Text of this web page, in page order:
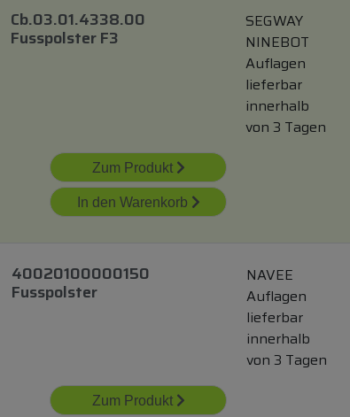
Cb.03.01.4338.00
Fusspolster F3
SEGWAY
NINEBOT
Auflagen
lieferbar
innerhalb
von 3 Tagen
Zum Produkt
In den Warenkorb
40020100000150
Fusspolster
NAVEE
Auflagen
lieferbar
innerhalb
von 3 Tagen
Zum Produkt